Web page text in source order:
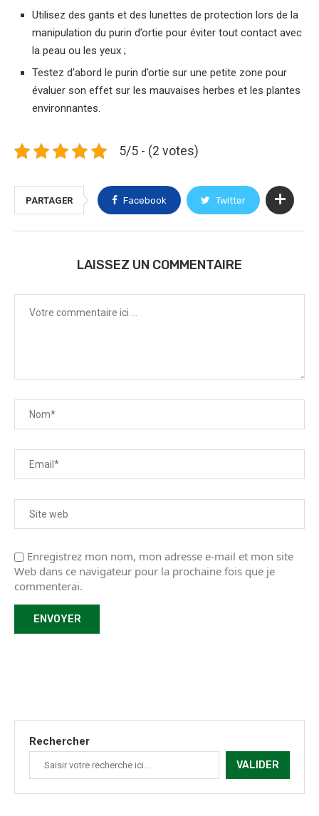
Utilisez des gants et des lunettes de protection lors de la
manipulation du purin d’ortie pour éviter tout contact avec
la peau ou les yeux ;
Testez d’abord le purin d’ortie sur une petite zone pour
évaluer son effet sur les mauvaises herbes et les plantes
environnantes.
5/5 - (2 votes)
PARTAGER Facebook Twitter
LAISSEZ UN COMMENTAIRE
Enregistrez mon nom, mon adresse e-mail et mon site
Web dans ce navigateur pour la prochaine fois que je
commenterai.
Rechercher
VALIDER